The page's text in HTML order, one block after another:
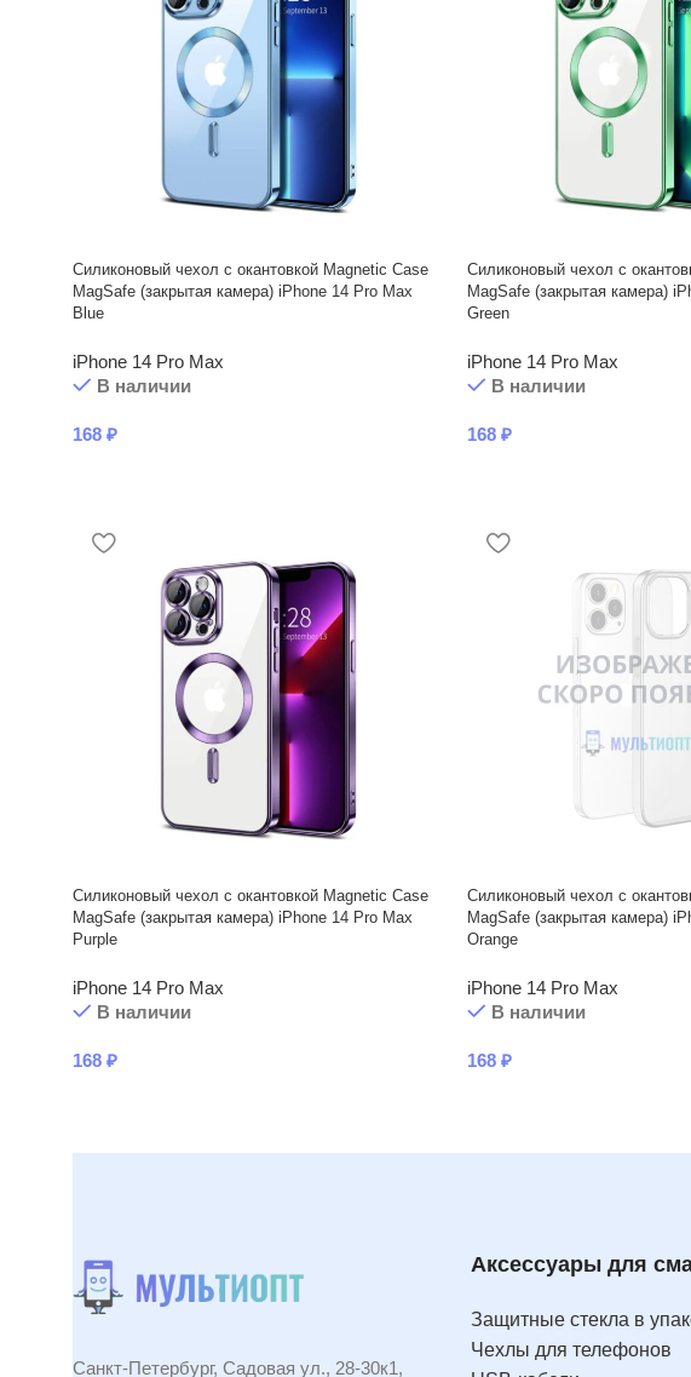
Силиконовый чехол с окантовкой Magnetic Case
MagSafe (закрытая камера) iPhone 14 Pro Max
Blue
iPhone 14 Pro Max
В наличии
168 ₽
Силиконовый чехол с
MagSafe (закрытая камера)
Green
iPhone 14 Pro Max
В наличии
168 ₽
Силиконовый чехол с окантовкой Magnetic Case
MagSafe (закрытая камера) iPhone 14 Pro Max
Purple
iPhone 14 Pro Max
В наличии
168 ₽
Силиконовый чехол с
MagSafe (закрытая камера)
Orange
iPhone 14 Pro Max
В наличии
168 ₽
Санкт-Петербург, Садовая ул., 28-30к1,
Аксессуары для
Защитные стекла в
Чехлы для телефонов